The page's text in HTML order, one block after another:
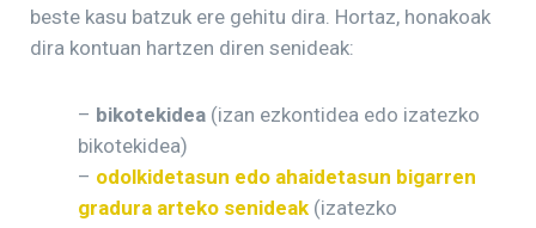
beste kasu batzuk ere gehitu dira. Hortaz, honakoak
dira kontuan hartzen diren senideak:
– bikotekidea (izan ezkontidea edo izatezko
bikotekidea)
– odolkidetasun edo ahaidetasun bigarren
gradura arteko senideak (izatezko